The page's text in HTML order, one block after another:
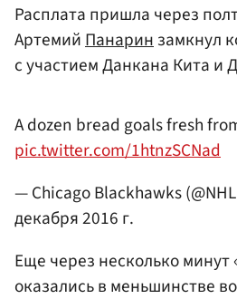
Расплата пришла через
АртемийПанаринзамкнул
с участием Данкана Кита и
A dozen bread goals fresh
pic.twitter.com/1htnzSCNad
— Chicago Blackhawks
декабря 2016 г.
Еще через несколько минут
оказались в меньшинстве